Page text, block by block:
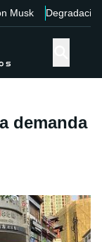
Musk Degradación
demanda